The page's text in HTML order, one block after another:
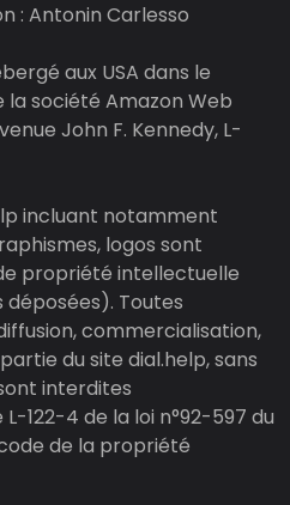
: Antonin Carlesso
aux USA dans le
société Amazon Web
John F. Kennedy, L-
incluant notamment
logos sont
propriété intellectuelle
déposées). Toutes
commercialisation,
du site dial.help, sans
interdites
122-4 de la loi n°92-597 du
de la propriété